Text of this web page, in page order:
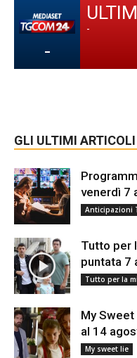
-
-
GLI ULTIMI ARTICOLI
venerdì 7
Anticipazioni
Tutto per
puntata 7
Tutto per la
My
al 14
My sweet lie